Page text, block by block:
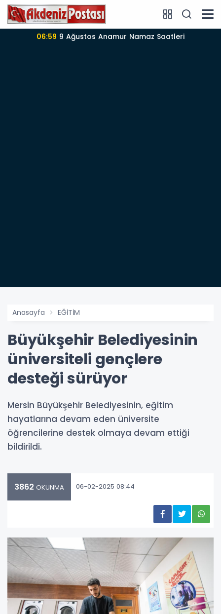
06:57 Anamur’da 09-08-2026 nöbetçi Eczane
Anasayfa EĞİTİM
Büyükşehir Belediyesinin
üniversiteli gençlere
desteği sürüyor
Mersin Büyükşehir Belediyesinin, eğitim
hayatlarına devam eden üniversite
öğrencilerine destek olmaya devam ettiği
bildirildi.
3862 OKUNMA 06-02-2025 08:44